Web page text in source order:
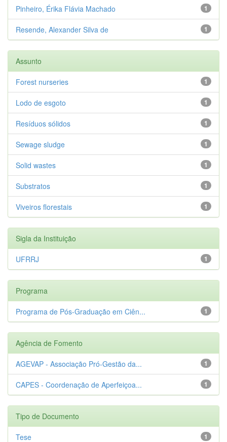
1
Pinheiro, Érika Flávia Machado
1
Resende, Alexander Silva de
Assunto
1
Forest nurseries
1
Lodo de esgoto
1
Resíduos sólidos
1
Sewage sludge
1
Solid wastes
1
Substratos
1
Viveiros florestais
Sigla da Instituição
1
UFRRJ
Programa
1
Programa de Pós-Graduação em Ciên...
Agência de Fomento
1
AGEVAP - Associação Pró-Gestão da...
1
CAPES - Coordenação de Aperfeiçoa...
Tipo de Documento
1
Tese